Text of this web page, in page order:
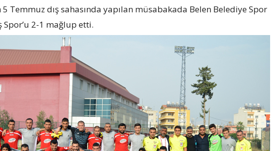
Temmuz dış sahasında yapılan müsabakada Belen Belediye Spor
Spor’u 2-1 mağlup etti.